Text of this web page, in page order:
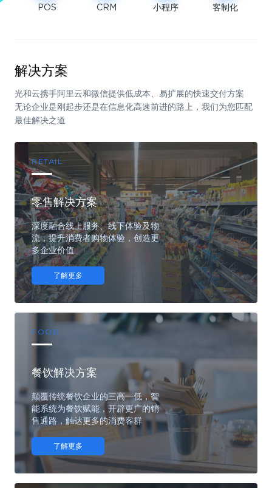
POS CRM 小程序 客制化
解决方案
光和云携手阿里云和微信提供低成本、易扩展的快速交付方案
无论企业是刚起步还是在信息化高速前进的路上，我们为您匹配
最佳解决之道
RETAIL
零售解决方案
深度融合线上服务、线下体验及物
流，提升消费者购物体验，创造更
多企业价值
了解更多
FOOD
餐饮解决方案
颠覆传统餐饮企业的三高一低，智
能系统为餐饮赋能，开辟更广的销
售通路，触达更多的消费客群
了解更多